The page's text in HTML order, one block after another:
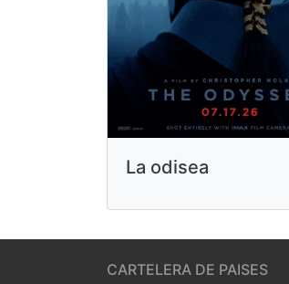
La odisea
CARTELERA DE PAISES